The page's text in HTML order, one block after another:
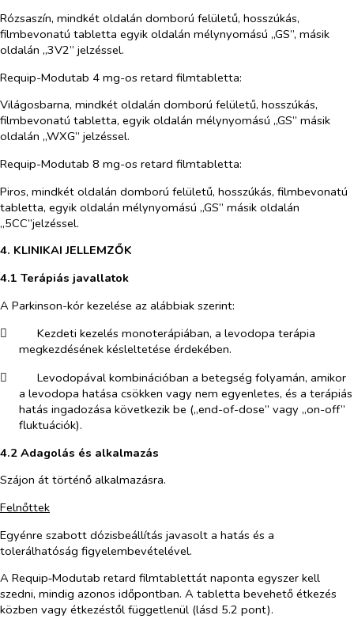
Rózsaszín, mindkét oldalán domború felületű, hosszúkás,
filmbevonatú tabletta egyik oldalán mélynyomású „GS”, másik
oldalán „3V2” jelzéssel.
Requip-Modutab 4 mg-os retard filmtabletta:
Világosbarna, mindkét oldalán domború felületű, hosszúkás,
filmbevonatú tabletta, egyik oldalán mélynyomású „GS” másik
oldalán „WXG” jelzéssel.
Requip-Modutab 8 mg-os retard filmtabletta:
Piros, mindkét oldalán domború felületű, hosszúkás, filmbevonatú
tabletta, egyik oldalán mélynyomású „GS” másik oldalán
„5CC”jelzéssel.
4. KLINIKAI JELLEMZŐK
4.1 Terápiás javallatok
A Parkinson-kór kezelése az alábbiak szerint:
​
Kezdeti kezelés monoterápiában, a levodopa terápia
megkezdésének késleltetése érdekében.
​
Levodopával kombinációban a betegség folyamán, amikor
a levodopa hatása csökken vagy nem egyenletes, és a terápiás
hatás ingadozása következik be („end-of-dose” vagy „on-off”
fluktuációk).
4.2 Adagolás és alkalmazás
Szájon át történő alkalmazásra.
Felnőttek
Egyénre szabott dózisbeállítás javasolt a hatás és a
tolerálhatóság figyelembevételével.
A Requip‑Modutab retard filmtablettát naponta egyszer kell
szedni, mindig azonos időpontban. A tabletta bevehető étkezés
közben vagy étkezéstől függetlenül (lásd 5.2 pont).